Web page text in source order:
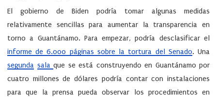
El gobierno de Biden podría tomar algunas medidas
relativamente sencillas para aumentar la transparencia en
torno a Guantánamo. Para empezar, podría desclasificar el
informe de 6.000 páginas sobre la tortura del Senado. Una
segunda sala que se está construyendo en Guantánamo por
cuatro millones de dólares podría contar con instalaciones
para que la prensa pueda observar los procedimientos en